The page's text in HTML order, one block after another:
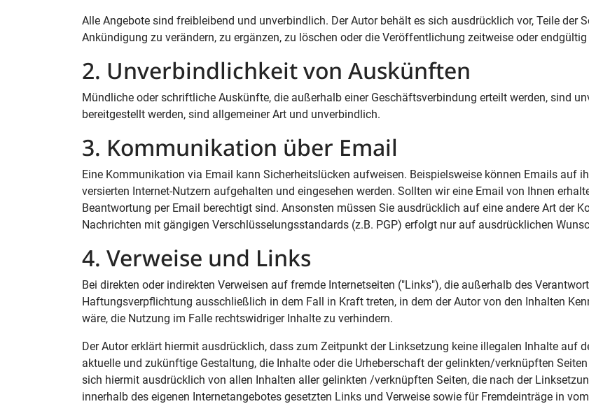
Alle Angebote sind freibleibend und unverbindlich. Der Autor behält es sich ausdrücklich vor, Teile der
Ankündigung zu verändern, zu ergänzen, zu löschen oder die Veröffentlichung zeitweise oder
2. Unverbindlichkeit von Auskünften
Mündliche oder schriftliche Auskünfte, die außerhalb einer Geschäftsverbindung erteilt werden, sind
bereitgestellt werden, sind allgemeiner Art und unverbindlich.
3. Kommunikation über Email
Eine Kommunikation via Email kann Sicherheitslücken aufweisen. Beispielsweise können Emails auf
versierten Internet-Nutzern aufgehalten und eingesehen werden. Sollten wir eine Email von Ihnen
Beantwortung per Email berechtigt sind. Ansonsten müssen Sie ausdrücklich auf eine andere Art der
Nachrichten mit gängigen Verschlüsselungsstandards (z.B. PGP) erfolgt nur auf ausdrücklichen
4. Verweise und Links
Bei direkten oder indirekten Verweisen auf fremde Internetseiten ("Links"), die außerhalb des
Haftungsverpflichtung ausschließlich in dem Fall in Kraft treten, in dem der Autor von den Inhalten
wäre, die Nutzung im Falle rechtswidriger Inhalte zu verhindern.
Der Autor erklärt hiermit ausdrücklich, dass zum Zeitpunkt der Linksetzung keine illegalen Inhalte auf
aktuelle und zukünftige Gestaltung, die Inhalte oder die Urheberschaft der gelinkten/verknüpften
sich hiermit ausdrücklich von allen Inhalten aller gelinkten /verknüpften Seiten, die nach der
innerhalb des eigenen Internetangebotes gesetzten Links und Verweise sowie für Fremdeinträge in